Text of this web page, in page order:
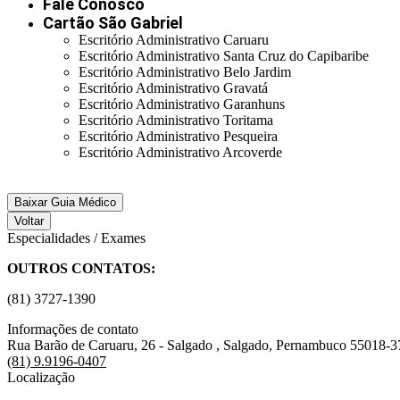
Fale Conosco
Cartão São Gabriel
Escritório Administrativo Caruaru
Escritório Administrativo Santa Cruz do Capibaribe
Escritório Administrativo Belo Jardim
Escritório Administrativo Gravatá
Escritório Administrativo Garanhuns
Escritório Administrativo Toritama
Escritório Administrativo Pesqueira
Escritório Administrativo Arcoverde
Baixar Guia Médico
Voltar
Especialidades / Exames
OUTROS CONTATOS:
(81) 3727-1390
Informações de contato
Rua Barão de Caruaru, 26 - Salgado , Salgado, Pernambuco 55018-
(81) 9.9196-0407
Localização